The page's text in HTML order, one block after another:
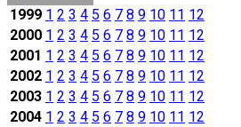
1999 1 2 3 4 5 6 7 8 9 10 11 12
2000 1 2 3 4 5 6 7 8 9 10 11 12
2001 1 2 3 4 5 6 7 8 9 10 11 12
2002 1 2 3 4 5 6 7 8 9 10 11 12
2003 1 2 3 4 5 6 7 8 9 10 11 12
2004 1 2 3 4 5 6 7 8 9 10 11 12